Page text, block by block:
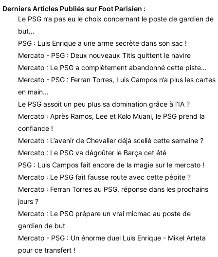
Derniers Articles Publiés sur Foot Parisien :
Le PSG n’a pas eu le choix concernant le poste de gardien de
but…
PSG : Luis Enrique a une arme secrète dans son sac !
Mercato - PSG : Deux nouveaux Titis quittent le navire
Mercato : Le PSG a complètement abandonné cette piste…
Mercato - PSG : Ferran Torres, Luis Campos n’a plus les cartes
en main…
Le PSG assoit un peu plus sa domination grâce à l’IA ?
Mercato : Après Ramos, Lee et Kolo Muani, le PSG prend la
confiance !
Mercato : L’avenir de Chevalier déjà scellé cette semaine ?
Mercato : Le PSG va dégoûter le Barça cet été
PSG : Luis Campos fait encore de la magie sur le mercato !
Mercato : Le PSG fait fausse route avec cette pépite ?
Mercato : Ferran Torres au PSG, réponse dans les prochains
jours ?
Mercato : Le PSG prépare un vrai micmac au poste de
gardien de but
Mercato - PSG : Un énorme duel Luis Enrique - Mikel Arteta
pour ce transfert !